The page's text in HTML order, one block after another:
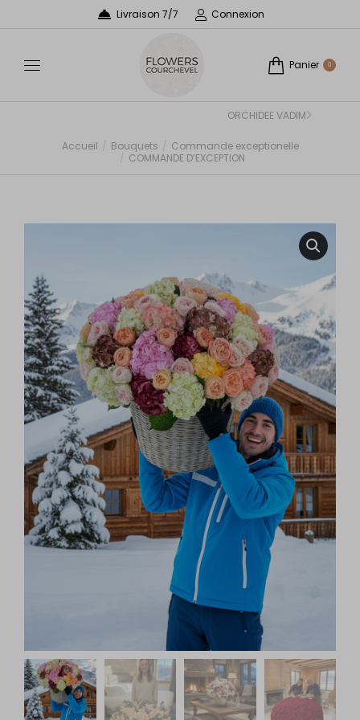
Livraison 7/7 Connexion
Panier 0
Vous êtes ici :
Accueil Bouquets
Commande exceptionelle
COMMANDE D’EXCEPTION
ORCHIDEE VADIM